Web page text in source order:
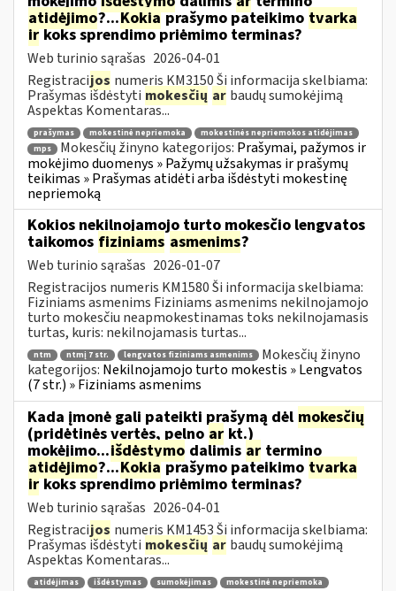
atidėjimo?...Kokiaprašymo pateikimo tvarka
irkoks sprendimo priėmimo terminas?
Web turinio sąrašas 2026-04-01
Registracijos numeris KM3150 Ši informacija skelbiama:
Prašymas išdėstyti mokesčių ar baudų sumokėjimą
Aspektas Komentaras...
prašymas mokestinė nepriemoka
mokestinės nepriemokos atidėjimas
mps
Mokesčių žinyno kategorijos: Prašymai, pažymos ir
mokėjimo duomenys » Pažymų užsakymas ir prašymų
teikimas » Prašymas atidėti arba išdėstyti mokestinę
nepriemoką
Kokios nekilnojamojo turto mokesčio lengvatos
taikomos fiziniams asmenims?
Web turinio sąrašas 2026-01-07
Registracijos numeris KM1580 Ši informacija skelbiama:
Fiziniams asmenims Fiziniams asmenims nekilnojamojo
turto mokesčiu neapmokestinamas toks nekilnojamasis
turtas, kuris: nekilnojamasis turtas...
ntm ntmį 7 str. lengvatos fiziniams asmenims
Mokesčių žinyno
kategorijos: Nekilnojamojo turto mokestis » Lengvatos
(7 str.) » Fiziniams asmenims
Kada įmonė gali pateikti prašymą dėl mokesčių
(pridėtinės vertės, pelno ar kt.)
mokėjimo...išdėstymo dalimis ar termino
atidėjimo?...Kokiaprašymo pateikimo tvarka
irkoks sprendimo priėmimo terminas?
Web turinio sąrašas 2026-04-01
Registracijos numeris KM1453 Ši informacija skelbiama:
Prašymas išdėstyti mokesčių ar baudų sumokėjimą
Aspektas Komentaras...
atidėjimas išdėstymas sumokėjimas
mokestinė nepriemoka